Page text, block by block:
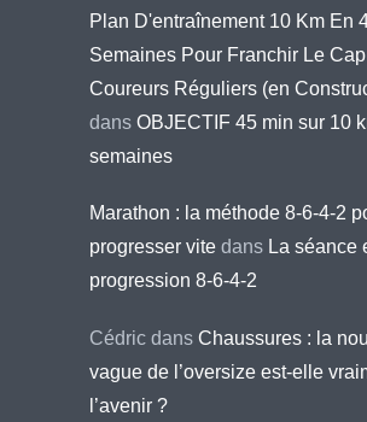
Plan D'entraînement 10 Km En
Semaines Pour Franchir Le
Coureurs Réguliers (en
dans OBJECTIF 45 min sur 10
semaines
Marathon : la méthode 8-6-4-2
progresser vite dans La séance
progression 8-6-4-2
Cédric dans Chaussures : la
vague de l’oversize est-elle
l’avenir ?